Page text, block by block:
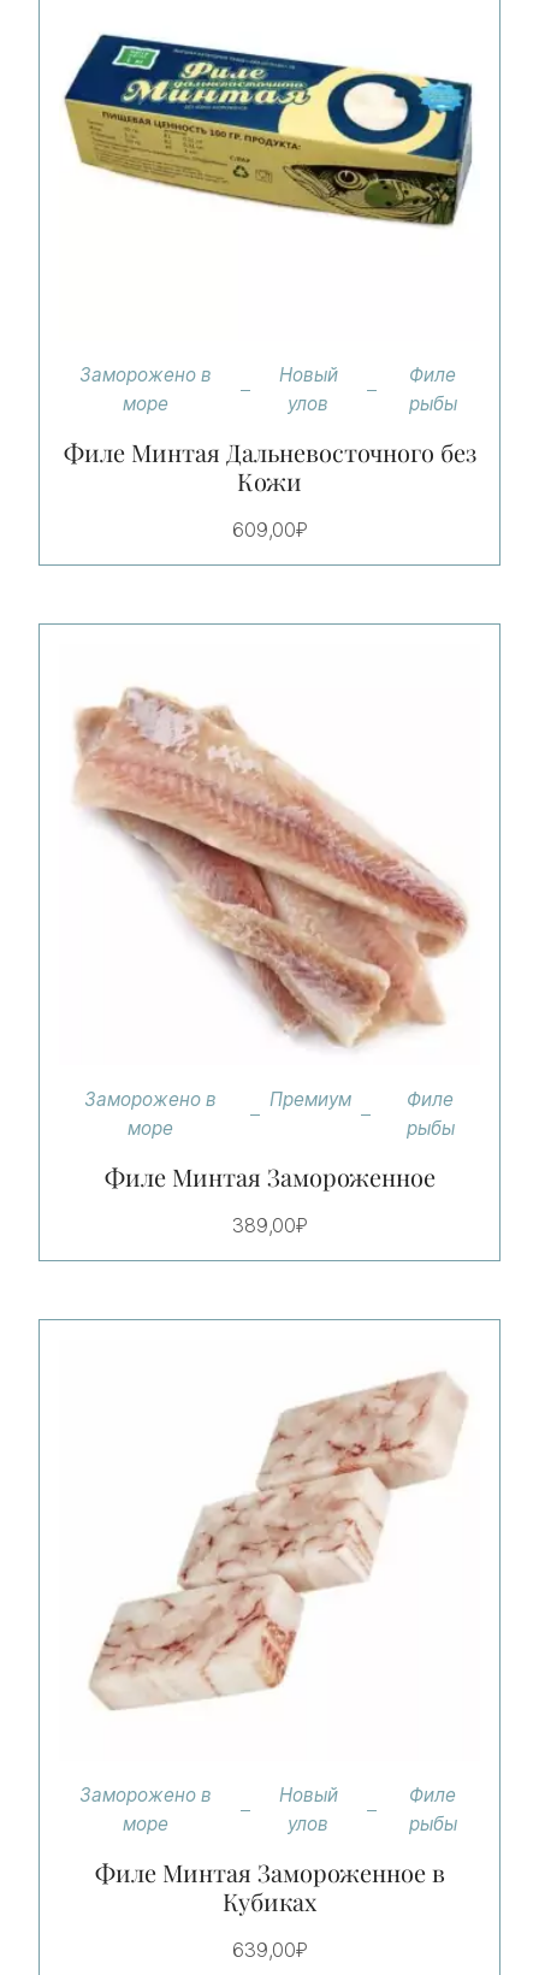
Заморожено в
море
Новый
улов
Филе
рыбы
Филе Минтая Дальневосточного без
Кожи
609,00₽
Заморожено в
море
Премиум
Филе
рыбы
Филе Минтая Замороженное
389,00₽
Заморожено в
море
Новый
улов
Филе
рыбы
Филе Минтая Замороженное в
Кубиках
639,00₽